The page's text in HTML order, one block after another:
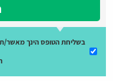
בשליחת הטופס הינך